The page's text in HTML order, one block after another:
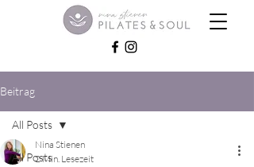
Beitrag
All Posts
All Posts
Nina Stienen
2 Min. Lesezeit